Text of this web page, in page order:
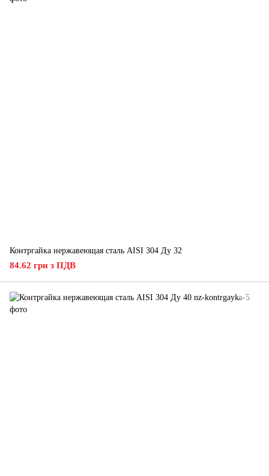
Контргайка нержавеющая сталь AISI 304 Ду 32
84.62 грн з ПДВ